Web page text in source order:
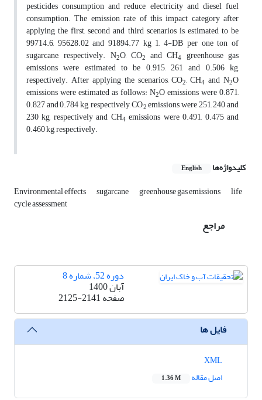
pesticides consumption and reduce electricity and diesel fuel
consumption. The emission rate of this impact category after
applying the first, second and third scenarios is estimated to be
99714.6, 95628.02 and 91894.77 kg 1, 4-DB per one ton of
sugarcane, respectively. N2O, CO2 and CH4 greenhouse gas
emissions were estimated to be 0.915, 261 and 0.506 kg,
respectively. After applying the scenarios, CO2, CH4 and N2O
emissions were estimated as follows: N2O emissions were 0.871,
0.827 and 0.784 kg, respectively, CO2emissions were 251, 240 and
230 kg, respectively and CH4emissions were 0.491, 0.475 and
0.460 kg, respectively.
کلیدواژه‌ها English
Environmental effects sugarcane greenhouse gas emissions life
cycle assessment
مراجع
دوره 52، شماره 8
آبان 1400
صفحه2125-2141
فایل ها
اصل مقاله
1.36 M